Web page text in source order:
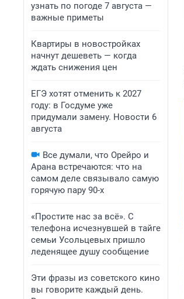
узнать по погоде 7 августа —
важные приметы
Квартиры в новостройках
начнут дешеветь — когда
ждать снижения цен
ЕГЭ хотят отменить к 2027
году: в Госдуме уже
придумали замену. Новости 6
августа
Все думали, что Орейро и
Арана встречаются: что на
самом деле связывало самую
горячую пару 90-х
«Простите нас за всё». С
телефона исчезнувшей в тайге
семьи Усольцевых пришло
леденящее душу сообщение
Эти фразы из советского кино
вы говорите каждый день.